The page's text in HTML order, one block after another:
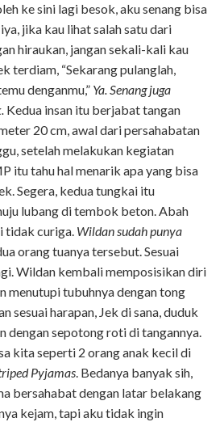
ke sini lagi besok, aku senang bisa
jika kau lihat salah satu dari
hiraukan, jangan sekali-kali kau
terdiam, “Sekarang pulanglah,
denganmu,” Ya. Senang juga
Kedua insan itu berjabat tangan
20 cm, awal dari persahabatan
setelah melakukan kegiatan
itu tahu hal menarik apa yang bisa
Segera, kedua tungkai itu
lubang di tembok beton. Abah
tidak curiga. Wildan sudah punya
orang tuanya tersebut. Sesuai
Wildan kembali memposisikan diri
menutupi tubuhnya dengan tong
sesuai harapan, Jek di sana, duduk
dengan sepotong roti di tangannya.
kita seperti 2 orang anak kecil di
Pyjamas. Bedanya banyak sih,
bersahabat dengan latar belakang
kejam, tapi aku tidak ingin